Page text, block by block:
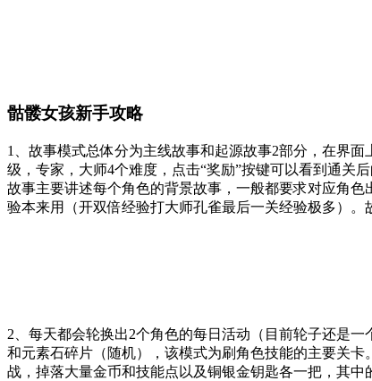
骷髅女孩新手攻略
1、故事模式总体分为主线故事和起源故事2部分，在界
级，专家，大师4个难度，点击“奖励”按键可以看到通关
故事主要讲述每个角色的背景故事，一般都要求对应角
验本来用（开双倍经验打大师孔雀最后一关经验极多）
2、每天都会轮换出2个角色的每日活动（目前轮子还是
和元素石碎片（随机），该模式为刷角色技能的主要关
战，掉落大量金币和技能点以及铜银金钥匙各一把，其中